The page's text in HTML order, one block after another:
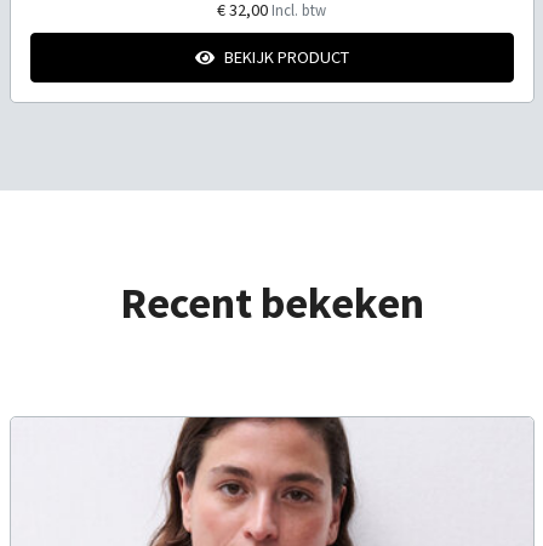
€ 32,00 Incl. btw
BEKIJK PRODUCT
Recent bekeken